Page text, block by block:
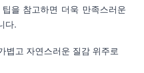
을 참고하면 더욱 만족스러운
다.
볍고 자연스러운 질감 위주로